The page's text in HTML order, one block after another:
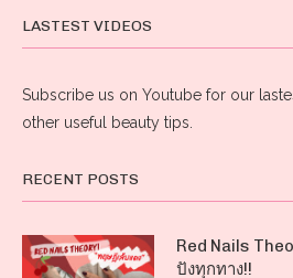
LASTEST VIDEOS
Subscribe us on Youtube for our
other useful beauty tips.
RECENT POSTS
Red Nails
ปังทุกทาง!!